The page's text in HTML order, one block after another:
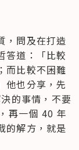
，問及在打造
答道：「比較
而比較不困難
他也分享，先
的事情，不要
再一個 40 年
的解方，就是